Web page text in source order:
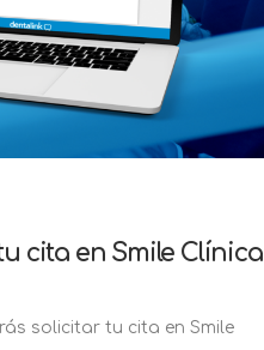
cita en Smile Clínica
solicitar tu cita en Smile